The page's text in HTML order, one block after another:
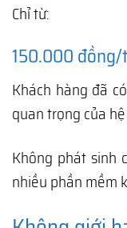
Chỉ từ:
150.000
Khách hàng đã
quan trọng của
Không phát sinh
nhiều phần mềm